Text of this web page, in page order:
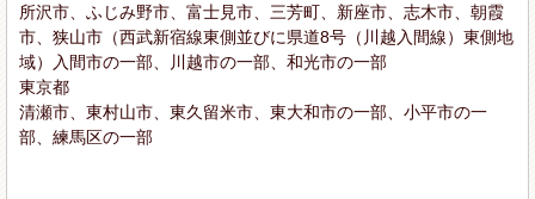
所沢市、ふじみ野市、富士見市、三芳町、新座市、志木市、朝霞
市、狭山市（西武新宿線東側並びに県道8号（川越入間線）東側地
域）入間市の一部、川越市の一部、和光市の一部
東京都
清瀬市、東村山市、東久留米市、東大和市の一部、小平市の一
部、練馬区の一部